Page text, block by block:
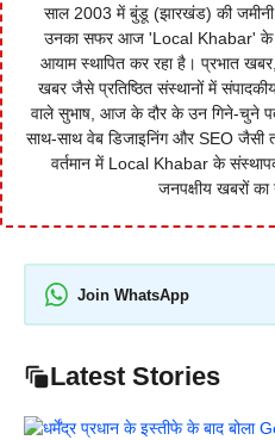
साल 2003 में बुंडू (झारखंड) की
उनका सफर आज 'Local Khabar' के
आयाम स्थापित कर रहा है। प्रभात खबर,
खबर जैसे प्रतिष्ठित संस्थानों में
वाले सुभाष, आज के दौर के उन गिने-चुने
साथ-साथ वेब डिजाइनिंग और SEO जैसी
वर्तमान में Local Khabar के
जनपक्षीय खबरों
Join WhatsApp
Latest Stories